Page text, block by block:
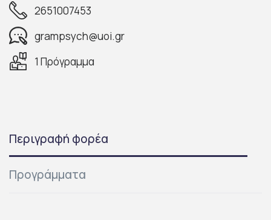
2651007453
grampsych@uoi.gr
1 Πρόγραμμα
Περιγραφή φορέα
Προγράμματα